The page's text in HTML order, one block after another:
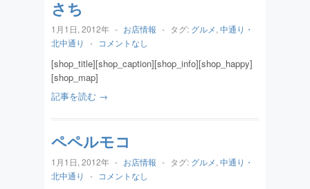
さち
1月1日, 2012年 - お店情報 - タグ: グルメ, 中通り・
北中通り
- コメントなし
[shop_title][shop_caption][shop_info][shop_happy]
[shop_map]
記事を読む →
ペペルモコ
1月1日, 2012年 - お店情報 - タグ: グルメ, 中通り・
北中通り
- コメントなし